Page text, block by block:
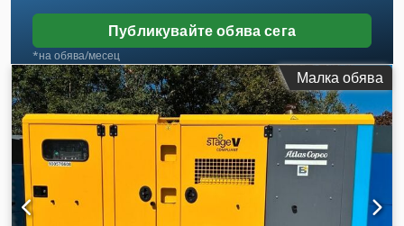
Публикувайте обява сега
*на обява/месец
Малка обява